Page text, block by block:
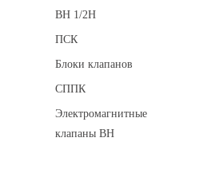
ВН 1/2Н
ПСК
Блоки клапанов
СППК
Электромагнитные
клапаны ВН